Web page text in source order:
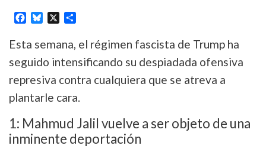
Facebook
Bluesky
X
Esta semana, el régimen fascista de Trump ha
seguido intensificando su despiadada ofensiva
represiva contra cualquiera que se atreva a
plantarle cara.
1: Mahmud Jalil vuelve a ser objeto de una
inminente deportación